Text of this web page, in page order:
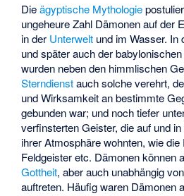
Dieägyptische Mythologie
ungeheure Zahl Dämonen auf der
in der Unterwelt und im Wasser. In
und später auch der
wurden neben den himmlischen
Sterndienstauch solche verehrt,
und Wirksamkeit an bestimmte
gebunden war; und noch tiefer
verfinsterten Geister, die auf und
ihrer Atmosphäre wohnten, wie die
Feldgeister etc. Dämonen können
Gottheit, aber auch unabhängig
auftreten. Häufig waren Dämonen